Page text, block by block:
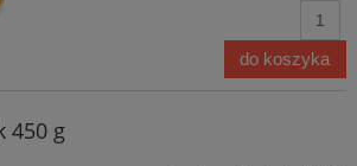
do koszyka
450 g